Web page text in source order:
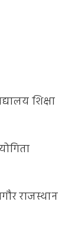
शिक्षा
राजस्थान